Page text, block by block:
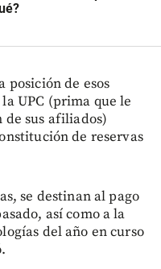
posición de esos
UPC (prima que le
de sus afiliados)
de reservas
se destinan al pago
así como a la
del año en curso